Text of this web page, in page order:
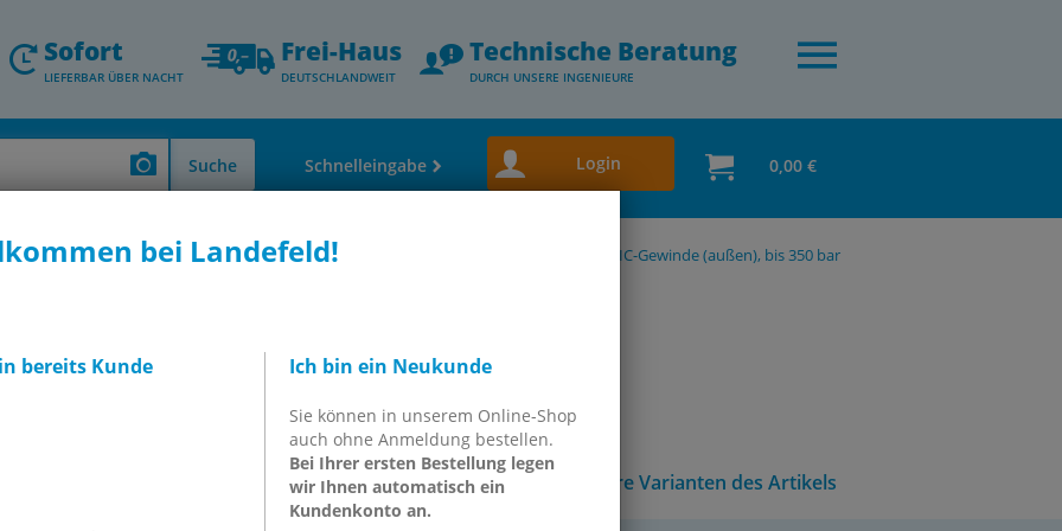
bei Landefeld!
bereits Kunde Ich bin ein Neukunde
Sie können in unserem Online-Shop
auch ohne Anmeldung bestellen.
Bei Ihrer ersten Bestellung legen
wir Ihnen automatisch ein
Kundenkonto an.
Sofort
LIEFERBAR ÜBER NACHT
Frei-Haus
DEUTSCHLANDWEIT
Technische Beratung
DURCH UNSERE INGENIEURE
Suche Schnelleingabe Login 0,00 €
& Formstücke) Doppelnippel & Verschraubungen
Doppelnippel mit G-Gewinde / JIC-Gewinde (außen), bis 350 bar
8"-UNF 3/4"-16(JIC),
Andere Varianten des Artikels